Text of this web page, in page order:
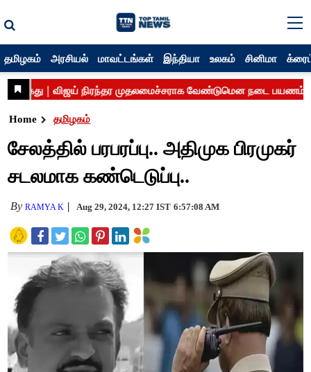
தமிழகம் அரசியல் மாவட்டங்கள் இந்தியா உலகம் சினிமா
Home தமிழகம்
சேலத்தில் பரபரப்பு.. அதிமுக பிரமுகர்
சடலமாக கண்டெடுப்பு..
ByRAMYA K Aug 29, 2024, 12:27 IST 6:57:08 AM